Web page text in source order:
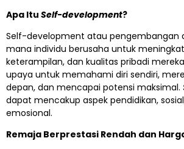
Apa Itu Self-development?
Self-development atau pengembangan
mana individu berusaha untuk
keterampilan, dan kualitas pribadi
upaya untuk memahami diri sendiri,
depan, dan mencapai potensi maksimal.
dapat mencakup aspek pendidikan,
emosional.
Remaja Berprestasi Rendah dan